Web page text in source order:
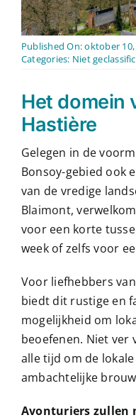
Contact
Nederlands
Published On: oktober 10,
Categories: Niet
Het domein
Hastière
Gelegen in de
Bonsoy-gebied ook
van de vredige
Blaimont,
voor een korte
week of zelfs voor
Voor liefhebbers
biedt dit rustige en
mogelijkheid om
beoefenen. Niet ver
alle tijd om de
ambachtelijke
Avonturiers zullen